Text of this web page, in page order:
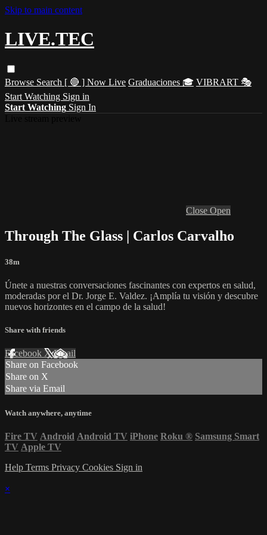
Skip to main content
LIVE.TEC
Browse Search [ 🔴 ] Now Live Graduaciones 🎓 VIBRART 🎭
Start Watching Sign in
Start Watching Sign In
Close Open
Through The Glass | Carlos Carvalho
38m
Únete a nuestras conversaciones fascinantes con expertos en salud,
moderadas por el Dr. Jorge E. Valdez. ¡Amplía tu visión y descubre
nuevos horizontes en el campo de la salud!
Share with friends
Facebook XEmail
Share on Facebook
Share on X
Share via Email
Watch anywhere, anytime
Fire TV Android Android TV iPhone Roku ® Samsung Smart
TV Apple TV
Help Terms Privacy Cookies Sign in
×